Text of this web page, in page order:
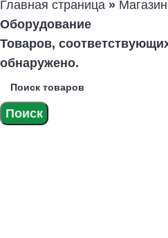
Главная страница » Магазин
Оборудование
Товаров,
обнаружено.
Поиск